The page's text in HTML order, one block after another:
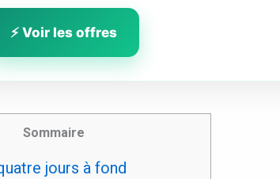
⚡ Voir les offres
Sommaire
jours à fond